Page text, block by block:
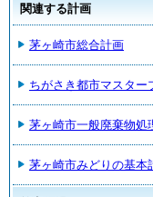
関連する計画
茅ヶ崎市総合計画
ちがさき都市マスター
茅ヶ崎市一般廃棄物処
茅ヶ崎市みどりの基